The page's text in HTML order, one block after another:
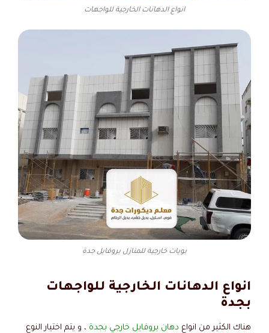
انواع الدهانات الخارجية للواجهات
بويات خارجية للمنازل بروفايل جدة
انواع الدهانات الخارجية للواجهات
بجدة
هناك الكثير من انواع دهان بروفايل خارجي بجدة ، و يتم اختيار النوع